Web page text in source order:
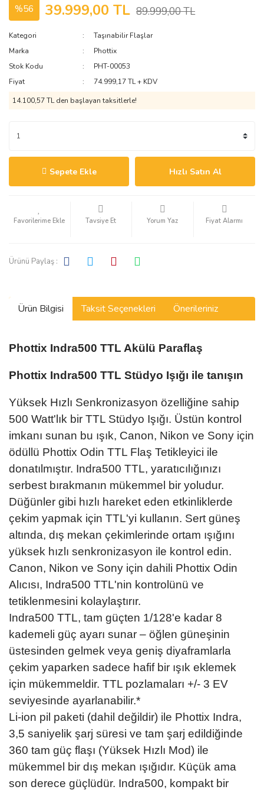
%56 39.999,00 TL 89.999,00 TL
Kategori
Taşınabilir Flaşlar
Marka
Phottix
Stok Kodu
PHT-00053
Fiyat
74.999,17 TL + KDV
14.100,57 TL den başlayan taksitlerle!
Sepete Ekle Hızlı Satın Al
Tavsiye Et Yorum Yaz Fiyat Alarmı
Ürünü Paylaş :
Ürün Bilgisi Taksit Seçenekleri Önerileriniz
Phottix Indra500 TTL Akülü Paraflaş
Phottix Indra500 TTL Stüdyo Işığı ile tanışın
Yüksek Hızlı Senkronizasyon özelliğine sahip
500 Watt'lık bir TTL Stüdyo Işığı. Üstün kontrol
imkanı sunan bu ışık, Canon, Nikon ve Sony için
ödüllü Phottix Odin TTL Flaş Tetikleyici ile
donatılmıştır. Indra500 TTL, yaratıcılığınızı
serbest bırakmanın mükemmel bir yoludur.
Düğünler gibi hızlı hareket eden etkinliklerde
çekim yapmak için TTL'yi kullanın. Sert güneş
altında, dış mekan çekimlerinde ortam ışığını
yüksek hızlı senkronizasyon ile kontrol edin.
Canon, Nikon ve Sony için dahili Phottix Odin
Alıcısı, Indra500 TTL'nin kontrolünü ve
tetiklenmesini kolaylaştırır.
Indra500 TTL, tam güçten 1/128'e kadar 8
kademeli güç ayarı sunar – öğlen güneşinin
üstesinden gelmek veya geniş diyaframlarla
çekim yaparken sadece hafif bir ışık eklemek
için mükemmeldir. TTL pozlamaları +/- 3 EV
seviyesinde ayarlanabilir.*
Li-ion pil paketi (dahil değildir) ile Phottix Indra,
3,5 saniyelik şarj süresi ve tam şarj edildiğinde
360 ​​tam güç flaşı (Yüksek Hızlı Mod) ile
mükemmel bir dış mekan ışığıdır. Küçük ama
son derece güçlüdür. Indra500, kompakt bir